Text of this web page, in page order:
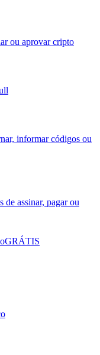
ou aprovar cripto
informar códigos ou
de assinar, pagar ou
GRÁTIS